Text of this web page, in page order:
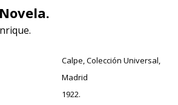
Calpe, Colección Universal,
Madrid
1922.